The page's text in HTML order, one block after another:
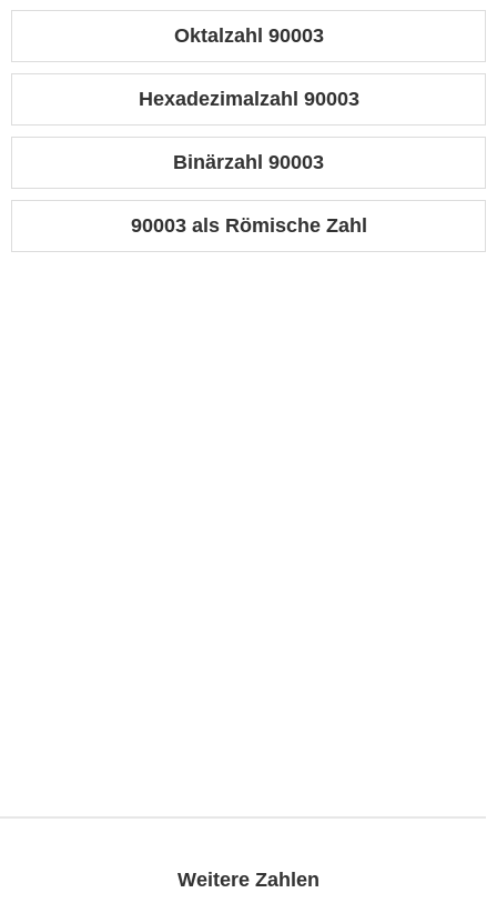
Oktalzahl 90003
Hexadezimalzahl 90003
Binärzahl 90003
90003 als Römische Zahl
Weitere Zahlen